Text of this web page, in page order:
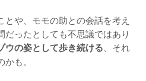
や、モモの助との会話を考え
だったとしても不思議ではあり
ウの姿として歩き続ける 、それ
も。